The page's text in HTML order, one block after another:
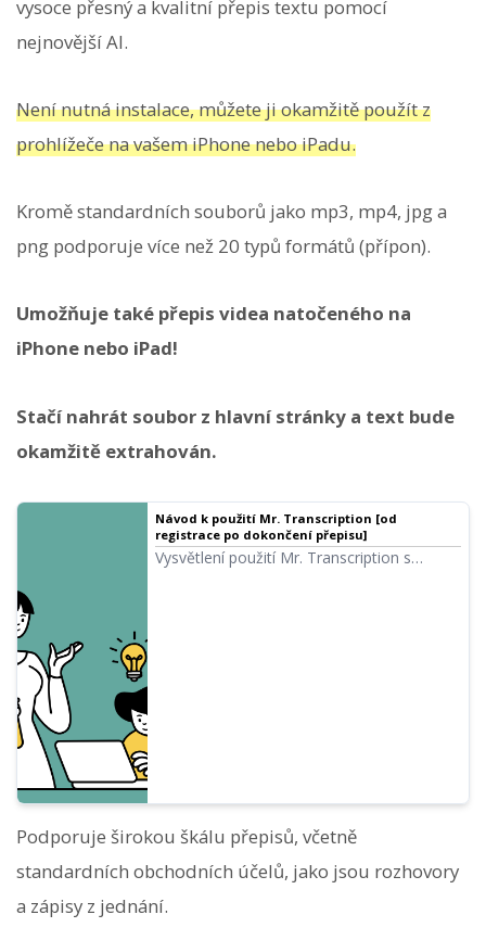
vysoce přesný a kvalitní přepis textu pomocí
nejnovější AI.
Není nutná instalace, můžete ji okamžitě použít z
prohlížeče na vašem iPhone nebo iPadu.
Kromě standardních souborů jako mp3, mp4, jpg a
png podporuje více než 20 typů formátů (přípon).
Umožňuje také přepis videa natočeného na
iPhone nebo iPad!
Stačí nahrát soubor z hlavní stránky a text bude
okamžitě extrahován.
Návod k použití Mr. Transcription [od
registrace po dokončení přepisu]
Vysvětlení použití Mr. Transcription s
Podporuje širokou škálu přepisů, včetně
standardních obchodních účelů, jako jsou rozhovory
a zápisy z jednání.